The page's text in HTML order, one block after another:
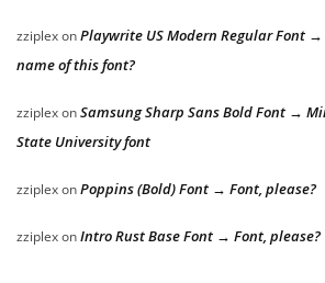
zziplexonPlaywrite US Modern Regular Font
name of this font?
zziplexonSamsung Sharp Sans Bold Font →
State University font
zziplexonPoppins (Bold) Font → Font, please?
zziplexonIntro Rust Base Font → Font, please?